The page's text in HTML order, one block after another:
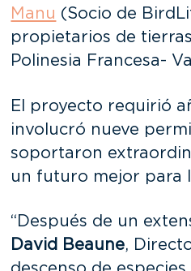
Manu (Socio de
propietarios de
Polinesia Francesa-
El proyecto requirió
involucró nueve
soportaron
un futuro mejor para
“Después de un
David Beaune,